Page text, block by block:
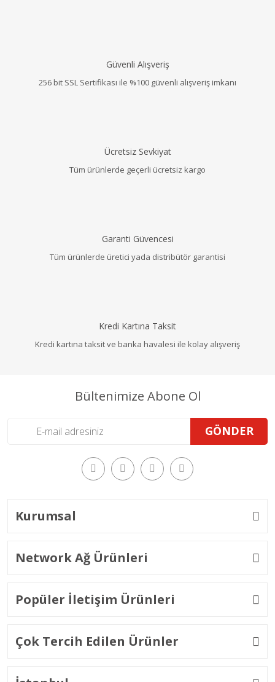
Güvenli Alışveriş
256 bit SSL Sertifikası ile %100 güvenli alışveriş imkanı
Ücretsiz Sevkiyat
Tüm ürünlerde geçerli ücretsiz kargo
Garanti Güvencesi
Tüm ürünlerde üretici yada distribütör garantisi
Kredi Kartına Taksit
Kredi kartına taksit ve banka havalesi ile kolay alışveriş
Bültenimize Abone Ol
GÖNDER
Kurumsal
Network Ağ Ürünleri
Popüler İletişim Ürünleri
Çok Tercih Edilen Ürünler